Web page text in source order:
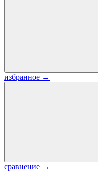
избранное →
сравнение →